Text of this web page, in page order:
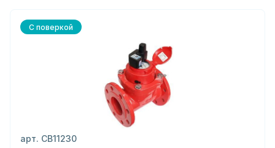
С поверкой
арт. СВ11230